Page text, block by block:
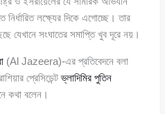
লক্ষ্যের দিকে এগোচ্ছে। তার
যেখানে সংঘাতের সমাপ্তি খুব দূরে নয়।
(Al Jazeera)-এর প্রতিবেদনে বলা
প্রেসিডেন্টভ্লাদিমির পুতিন
কথা বলেন।